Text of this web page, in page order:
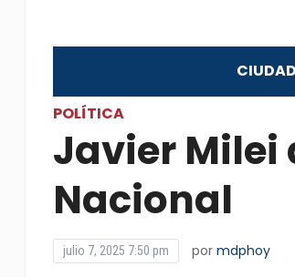
CIUDAD
POLÍTICA
Javier
Nacional
julio 7, 2025 7:50 pm por mdphoy